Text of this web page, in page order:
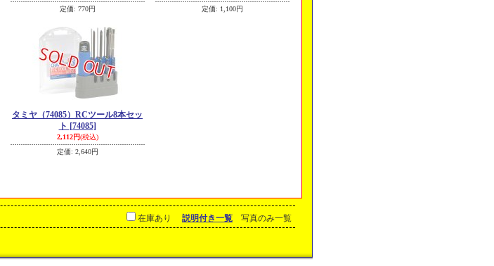
定価: 770円
定価: 1,100円
タミヤ（74085）RCツール8本セッ
ト [74085]
2,112円(税込)
定価: 2,640円
在庫あり 説明付き一覧 写真のみ一覧